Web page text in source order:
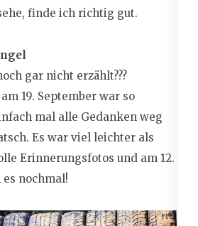
finde ich richtig gut.
gar nicht erzählt???
19. September war so
mal alle Gedanken weg
Es war viel leichter als
Erinnerungsfotos und am 12.
es nochmal!